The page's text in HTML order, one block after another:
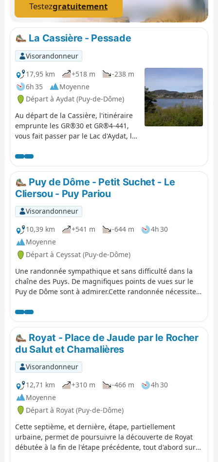
Testezgratuitement
La Cassière - Pessade
Visorandonneur
17,95 km
+518 m
-238 m
6h 35
Moyenne
Départ à Aydat (Puy-de-Dôme)
Au départ de la Cassière, l'itinéraire
emprunte les GR®30 et GR®4-441,
vous fait passer par le Lac d'Aydat, le
pour finir à Pessade en passant près
du Puy de la Rodde et de Monténard.
Puy de Dôme - Petit Suchet - Le
Cliersou - Puy Pariou
Visorandonneur
10,39 km
+541 m -644 m
4h 30
Moyenne
Départ à Ceyssat (Puy-de-Dôme)
Une randonnée sympathique et sans difficulté dans la
chaîne des Puys. De magnifiques points de vues sur le
Puy de Dôme sont à admirer.Cette randonnée nécessite
Royat - Place de Jaude par le Rocher
du Salut et Chamalières
Visorandonneur
12,71 km
+310 m -466 m
4h 30
Moyenne
Départ à Royat (Puy-de-Dôme)
Cette septième, et dernière, étape, partiellement
urbaine, permet de poursuivre la découverte de Royat
débutée à la fin de l'étape précédente, tout d'abord sur